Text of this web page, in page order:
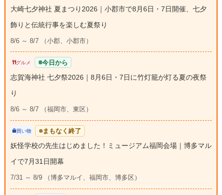
大崎七夕神社 夏まつり2026｜小郡市で8月6日・7日開催、七夕
飾りと伝統行事を楽しむ夏祭り
8/6 ～ 8/7 （小郡、小郡市）
グルメ 今日から
志賀海神社 七夕祭2026｜8月6日・7日に竹灯籠が灯る夏の夜祭
り
8/6 ～ 8/7 （福岡市、東区）
買い物 まもなく終了
妖怪学校の先生はじめました！ミュージアム福岡会場｜博多マル
イで7月31日開幕
7/31 ～ 8/9 （博多マルイ、福岡市、博多区）